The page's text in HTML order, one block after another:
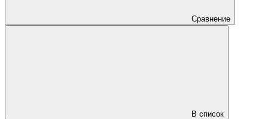
Сравнение
В список